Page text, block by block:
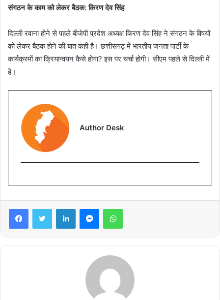
संगठन के काम को लेकर बैठक: किरण देव सिंह
दिल्ली रवाना होने से पहले बीजेपी प्रदेश अध्यक्ष किरण देव सिंह ने संगठन के विषयों
को लेकर बैठक होने की बात कही है। छत्तीसगढ़ में भारतीय जनता पार्टी के
कार्यक्रमों का क्रियान्वयन कैसे होगा? इस पर चर्चा होगी। सीएम पहले से दिल्ली में
है।
Author Desk
FacebookTwitter LinkedInMessengerWhatsApp